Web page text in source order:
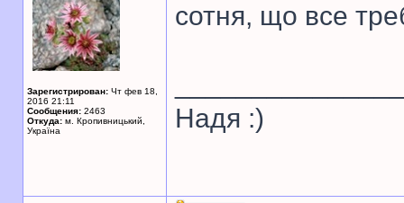
Зарегистрирован: Чт фев 18,
2016 21:11
Сообщения: 2463
Откуда: м. Кропивницький,
Україна
сотня, що все
Надя :)